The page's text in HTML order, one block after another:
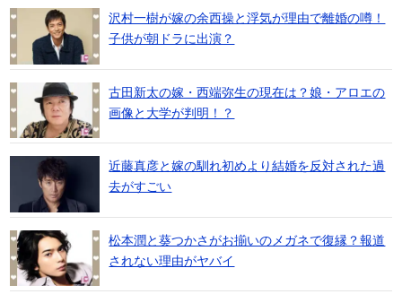
沢村一樹が嫁の余西操と浮気が理由で離婚の噂！
子供が朝ドラに出演？
古田新太の嫁・西端弥生の現在は？娘・アロエの
画像と大学が判明！？
近藤真彦と嫁の馴れ初めより結婚を反対された過
去がすごい
松本潤と葵つかさがお揃いのメガネで復縁？報道
されない理由がヤバイ